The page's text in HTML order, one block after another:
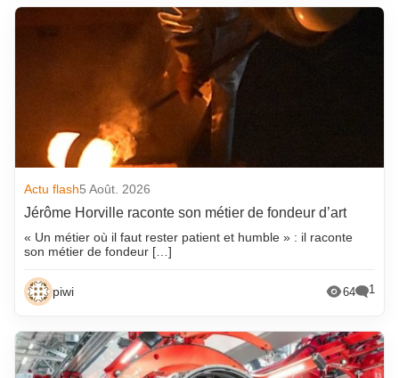
Actu flash5 Août. 2026
Jérôme Horville raconte son métier de fondeur d’art
« Un métier où il faut rester patient et humble » : il raconte
son métier de fondeur […]
piwi 64 1